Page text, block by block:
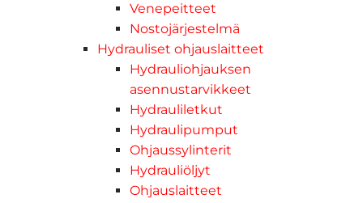
Venepeitteet
Nostojärjestelmä
Hydrauliset ohjauslaitteet
Hydrauliohjauksen
asennustarvikkeet
Hydrauliletkut
Hydraulipumput
Ohjaussylinterit
Hydrauliöljyt
Ohjauslaitteet